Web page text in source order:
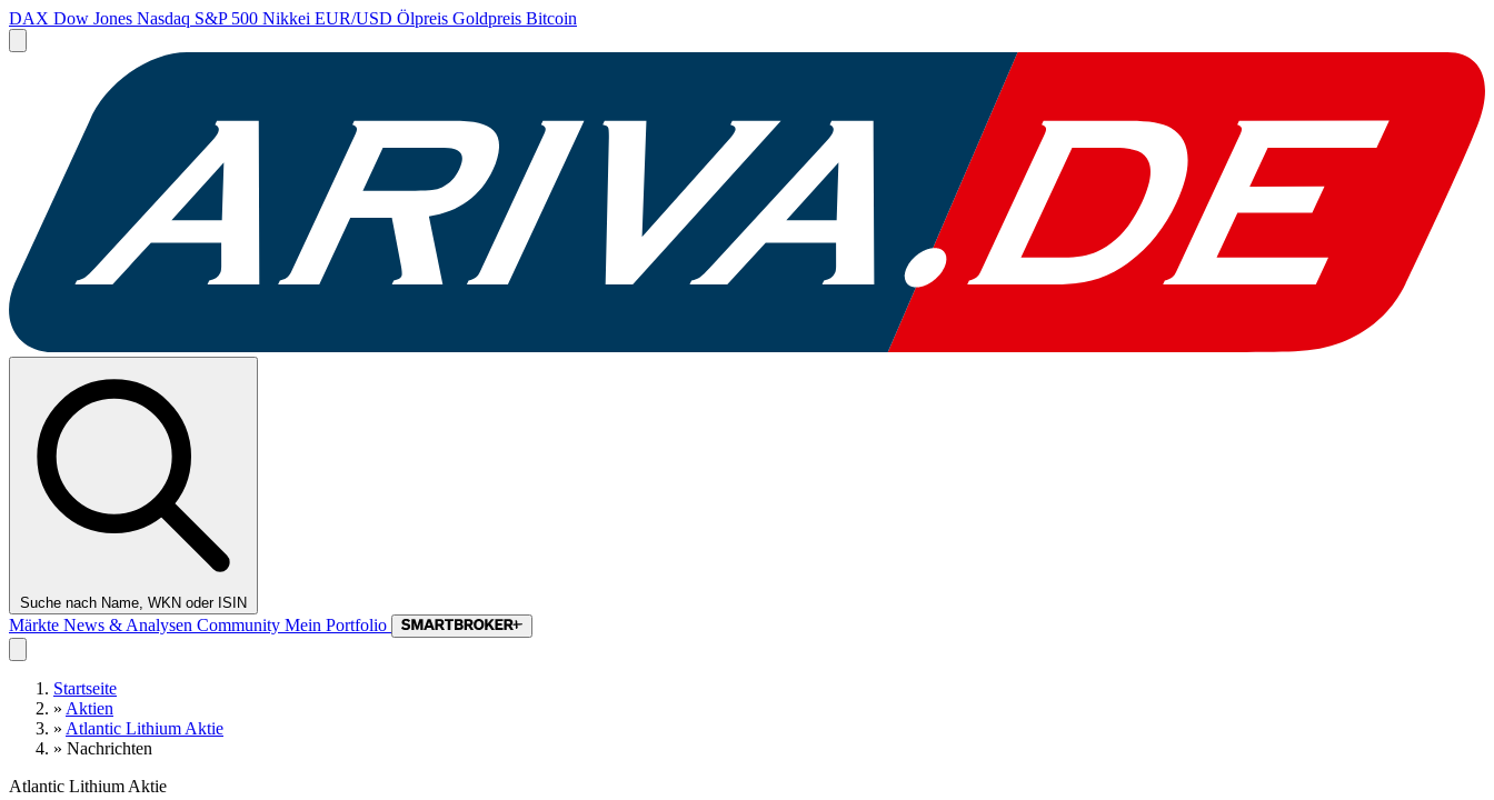
DAX Dow Jones Nasdaq S&P 500 Nikkei EUR/USD Ölpreis Goldpreis Bitcoin
Suche nach Name, WKN oder ISIN
Märkte News & Analysen Community Mein Portfolio
Startseite
» Aktien
» Atlantic Lithium Aktie
» Nachrichten
Atlantic Lithium Aktie